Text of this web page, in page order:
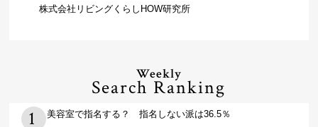
株式会社リビングくらしHOW研究所
Weekly
Search Ranking
美容室で指名する？ 指名しない派は36.5％